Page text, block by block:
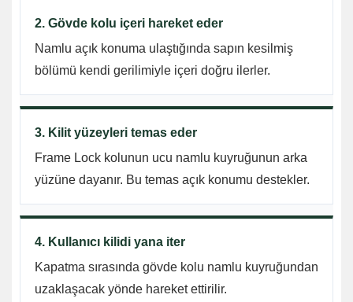
2. Gövde kolu içeri hareket eder
Namlu açık konuma ulaştığında sapın kesilmiş
bölümü kendi gerilimiyle içeri doğru ilerler.
3. Kilit yüzeyleri temas eder
Frame Lock kolunun ucu namlu kuyruğunun arka
yüzüne dayanır. Bu temas açık konumu destekler.
4. Kullanıcı kilidi yana iter
Kapatma sırasında gövde kolu namlu kuyruğundan
uzaklaşacak yönde hareket ettirilir.